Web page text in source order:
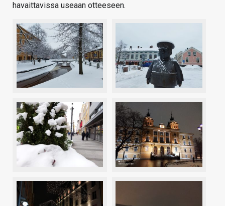
havaittavissa useaan otteeseen.